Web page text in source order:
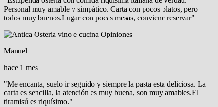
Personal muy amable y simpático. Carta con pocos platos, pero
todos muy buenos.Lugar con pocas mesas, conviene reservar"
Manuel
hace 1 mes
"Me encanta, suelo ir seguido y siempre la pasta esta deliciosa. La
carta es sencilla, la atención es muy buena, son muy amables.El
tiramisú es riquísimo."